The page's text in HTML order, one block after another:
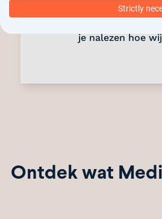
Jouw gegevens
je nalezen hoe
Ontdek wat
Strictly